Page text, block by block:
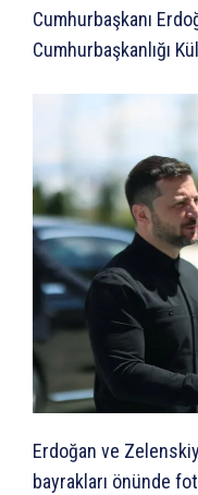
Cumhurbaşkanı
Cumhurbaşkanlığı
Erdoğan ve
bayrakları önünde